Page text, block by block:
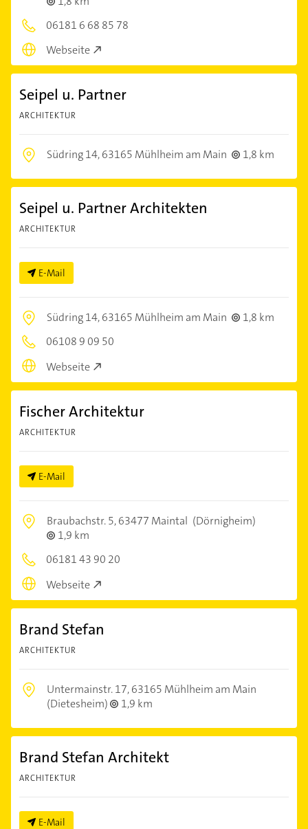
06181 6 68 85 78
Webseite
Seipel u. Partner
ARCHITEKTUR
Südring 14,63165 Mühlheim am Main 1,8 km
Seipel u. Partner Architekten
ARCHITEKTUR
E-Mail
Südring 14,63165 Mühlheim am Main
1,8 km
06108 9 09 50
Webseite
Fischer Architektur
ARCHITEKTUR
E-Mail
Braubachstr. 5,63477 Maintal (Dörnigheim)
1,9 km
06181 43 90 20
Webseite
Brand Stefan
ARCHITEKTUR
Untermainstr. 17,63165 Mühlheim am Main
(Dietesheim)
1,9 km
Brand Stefan Architekt
ARCHITEKTUR
E-Mail